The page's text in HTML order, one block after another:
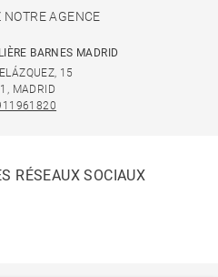
NOTRE AGENCE
BARNES MADRID
15
MADRID
RÉSEAUX SOCIAUX